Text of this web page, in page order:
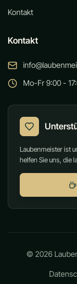
Kontakt
Kontakt
Mo-Fr 9:00 -
Laubenmeister ist
helfen Sie uns, die
© 2026